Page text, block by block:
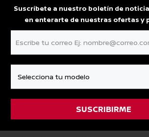
Suscríbete a nuestro boletín de
en enterarte de nuestras ofertas y